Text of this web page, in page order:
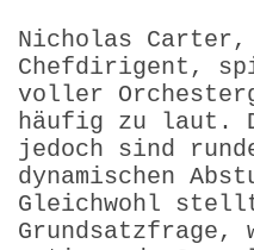
Nicholas
Chefdirigent,
voller
häufig zu laut.
jedoch sind
dynamischen
Gleichwohl
Grundsatzfrage,